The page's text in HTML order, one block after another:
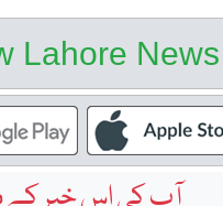
Lahore News